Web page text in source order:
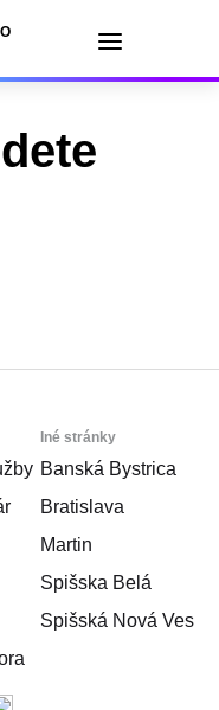
Iné stránky
Banská Bystrica
Bratislava
Martin
Spišska Belá
Spišská Nová Ves